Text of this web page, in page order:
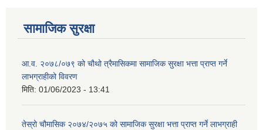
सामाजिक सुरक्षा
आ.व. २०७८/०७९ को चौथो त्रैमासिकमा सामाजिक सुरक्षा भत्ता प्राप्त गर्ने
लाभग्राहीको विवरण
मिति: 01/06/2023 - 13:41
तेस्रो चौमासिक २०७४/२०७५ को सामाजिक सुरक्षा भत्ता प्राप्त गर्ने लाभग्राही